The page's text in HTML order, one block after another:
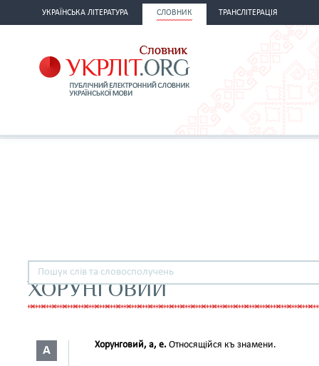
УКРАЇНСЬКА ЛІТЕРАТУРА СЛОВНИК ТРАНСЛІТЕРАЦІЯ
ХОРУНГОВИЙ
А Хорунговий, а, е. Относящійся къ знамени.